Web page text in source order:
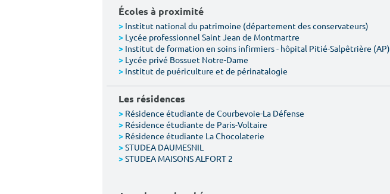
Écoles à proximité
> Institut national du patrimoine (département des conservateurs)
> Lycée professionnel Saint Jean de Montmartre
> Institut de formation en soins infirmiers - hôpital Pitié-Salpêtrière (AP)
> Lycée privé Bossuet Notre-Dame
> Institut de puériculture et de périnatalogie
Les résidences
> Résidence étudiante de Courbevoie-La Défense
> Résidence étudiante de Paris-Voltaire
> Résidence étudiante La Chocolaterie
>STUDEA DAUMESNIL
>STUDEA MAISONS ALFORT 2